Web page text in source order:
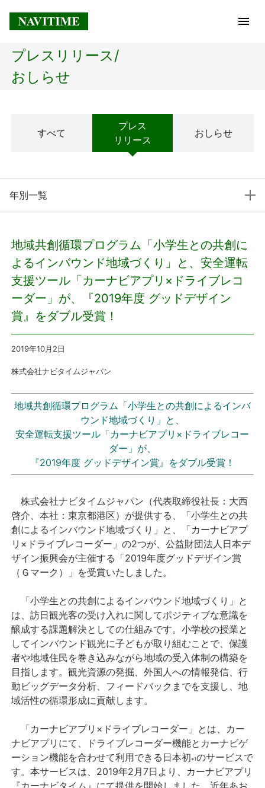
トップページ
経営理念
プレスリリース
プレスリリース
おしらせ
サービス
法人向けサービス
プレスリリース/
おしらせ
すべて
プレス
リリース
おしらせ
年別一覧
地域共創循環プログラム「小学生との共創に
よるインバウンド地域づくり」と、安全運転
支援ツール「カーナビアプリ×ドライブレコ
ーダー」が、『2019年度 グッドデザイン
賞』をダブル受賞！
2019年10月2日
株式会社ナビタイムジャパン
地域共創循環プログラム「小学生との共創によるインバ
ウンド地域づくり」と、
安全運転支援ツール「カーナビアプリ×ドライブレコー
ダー」が、
『2019年度 グッドデザイン賞』をダブル受賞！
株式会社ナビタイムジャパン（代表取締役社長：大西
啓介、本社：東京都港区）が提供する、「小学生との共
創によるインバウンド地域づくり」と、「カーナビアプ
リ×ドライブレコーダー」の2つが、公益財団法人日本デ
ザイン振興会が主催する「2019年度グッドデザイン賞
（Ｇマーク）」を受賞いたしました。
「小学生との共創によるインバウンド地域づくり」と
は、訪日観光客の受け入れに関してポジティブな意識を
醸成する課題解決としての仕組みです。小学校の授業と
してインバウンド観光に子どもが取り組むことで、保護
者や地域住民を巻き込みながら地域の受入体制の構築を
目指します。観光資源の発掘、外国人への情報発信、行
動ビッグデータ分析、フィードバックまでを支援し、地
域活性の循環形成に貢献します。
「カーナビアプリ×ドライブレコーダー」とは、カー
ナビアプリにて、ドライブレコーダー機能とカーナビゲ
ーション機能を合わせて利用できる日本初※1のサービスで
す。本サービスは、2019年2月7日より、カーナビアプリ
『カーナビタイム』にて提供を開始しました。近年あお